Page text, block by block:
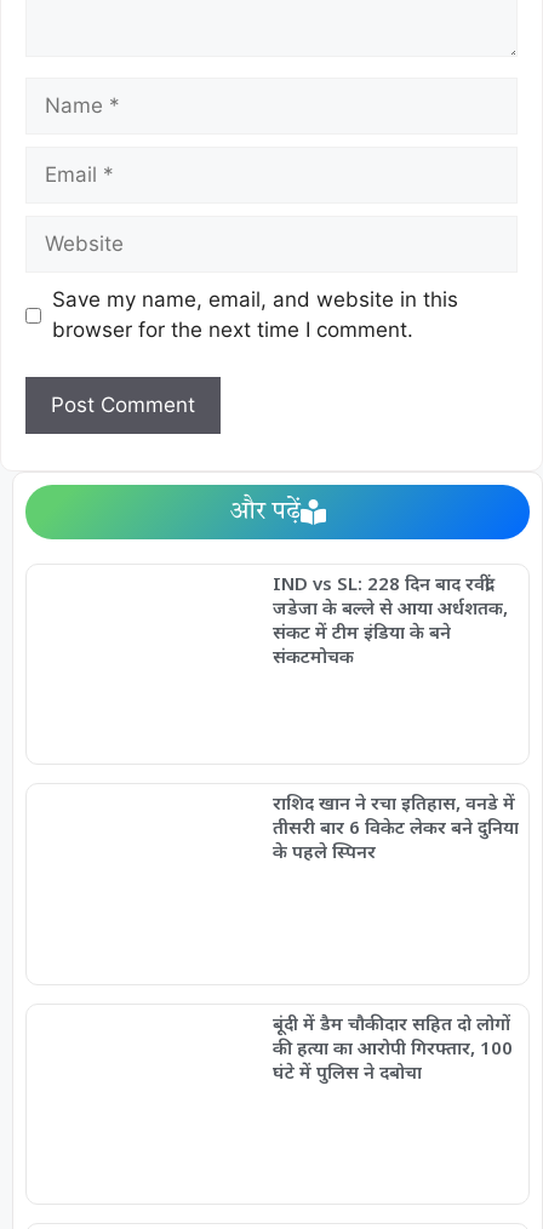
Save my name, email, and website in this
browser for the next time I comment.
और पढ़ें
IND vs SL: 228 दिन बाद रवींद्र
जडेजा के बल्ले से आया अर्धशतक,
संकट में टीम इंडिया के बने
संकटमोचक
राशिद खान ने रचा इतिहास, वनडे में
तीसरी बार 6 विकेट लेकर बने दुनिया
के पहले स्पिनर
बूंदी में डैम चौकीदार सहित दो लोगों
की हत्या का आरोपी गिरफ्तार, 100
घंटे में पुलिस ने दबोचा